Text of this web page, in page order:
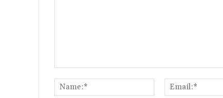
Name:*